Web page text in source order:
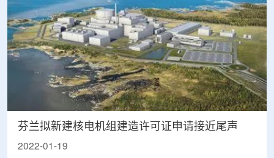
芬兰拟新建核电机组建造许可证申请接近尾声
2022-01-19